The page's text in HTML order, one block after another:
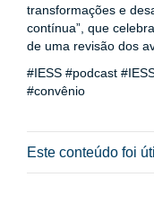
transformações e
contínua”, que
de uma revisão dos
#IESS #podcast
#convênio
Este conteúdo foi